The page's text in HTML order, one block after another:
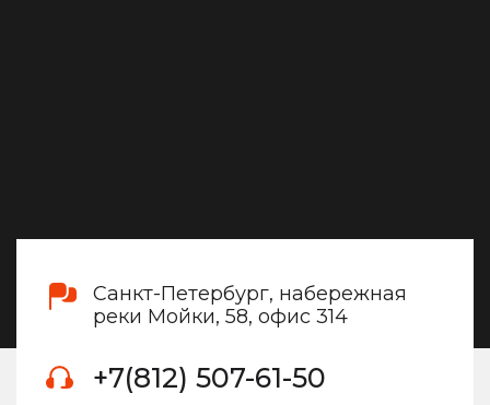
Санкт-Петербург, набережная
реки Мойки, 58, офис 314
+7(812) 507-61-50